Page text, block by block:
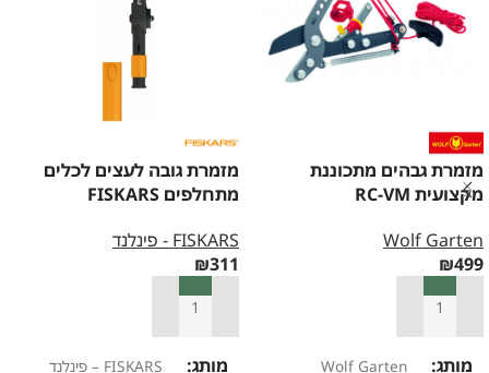
מזמרת גבהים מתכוננת
מקצועית RC-VM
Wolf Garten
₪499
הוספה לסל
מותג Wolf Garten
מזמרת גובה לעצים לכלים
מתחלפים FISKARS
FISKARS - פינלנד
₪311
הוספה לסל
מותג FISKARS – פינלנד